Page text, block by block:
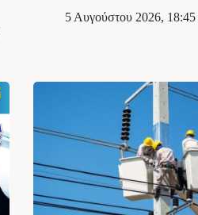
5 Αυγούστου 2026, 18:45